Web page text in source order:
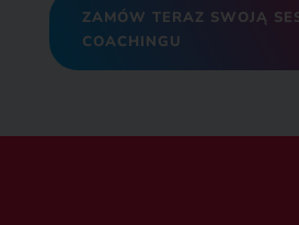
ZAMÓW TERAZ SWOJĄ
COACHINGU